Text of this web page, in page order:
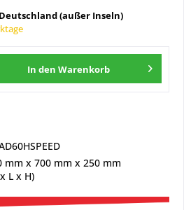
(außer Inseln)
In den Warenkorb
mm x 700 mm x 250 mm
L x H)